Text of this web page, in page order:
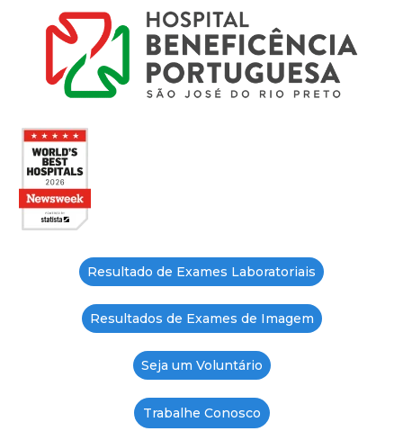
Resultado de Exames Laboratoriais
Resultados de Exames de Imagem
Seja um Voluntário
Trabalhe Conosco